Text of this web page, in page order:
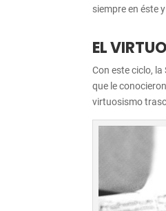
siempre en éste
EL
Con este ciclo,
que le
virtuosismo